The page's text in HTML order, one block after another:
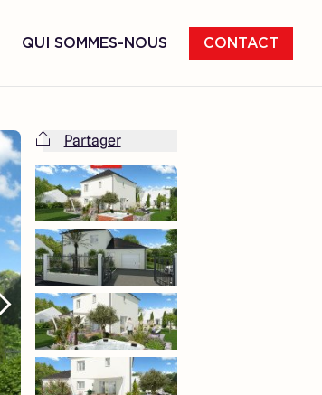
QUI SOMMES-NOUS CONTACT
Cette maison est totalement adaptable
à vos envies et besoins
Partager